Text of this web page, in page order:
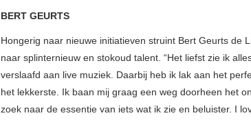
BERT GEURTS
Hongerig naar nieuwe initiatieven struint Bert Geurts de
naar splinternieuw en stokoud talent. “Het liefst zie ik
verslaafd aan live muziek. Daarbij heb ik lak aan het
het lekkerste. Ik baan mij graag een weg doorheen het
zoek naar de essentie van iets wat ik zie en beluister. I